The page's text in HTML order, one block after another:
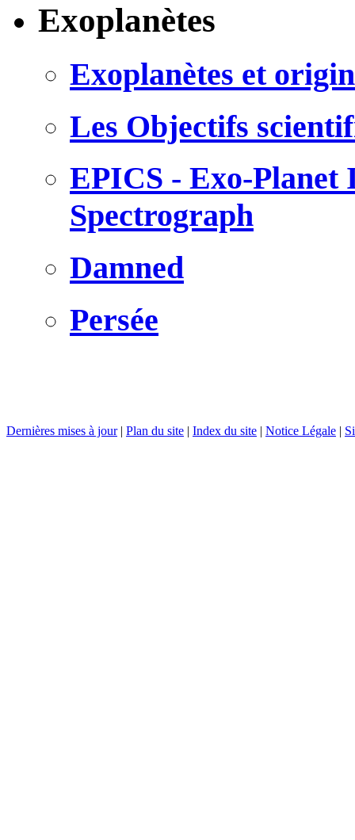
Exoplanètes
Exoplanètes et
Les Objectifs
EPICS - Exo-Planet
Spectrograph
Damned
Persée
Dernières mises à jour| Plan du site | Index du site | Notice Légale |